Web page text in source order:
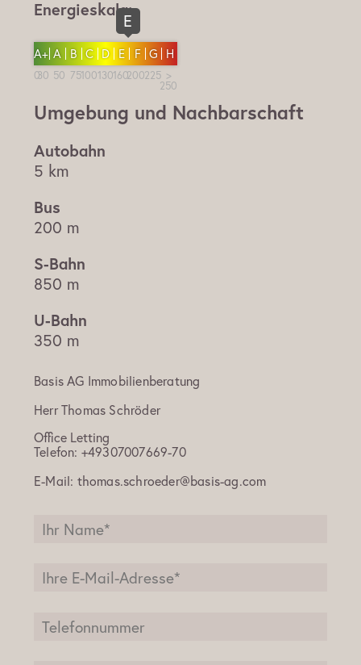
Energieskala:
E
A+ A B C D E F G H
Umgebung und Nachbarschaft
5 km
200 m
850 m
350 m
Basis AG Immobilienberatung
Herr Thomas Schröder
Office Letting
Telefon: +49307007669-70
E-Mail: thomas.schroeder@basis-ag.com